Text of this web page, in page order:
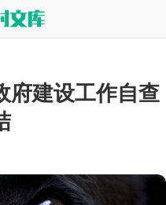
府建设工作自查